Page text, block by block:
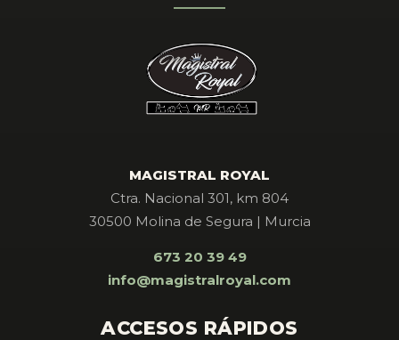
MAGISTRAL ROYAL
Ctra. Nacional 301, km 804
30500 Molina de Segura | Murcia
673 20 39 49
info@magistralroyal.com
ACCESOS RÁPIDOS